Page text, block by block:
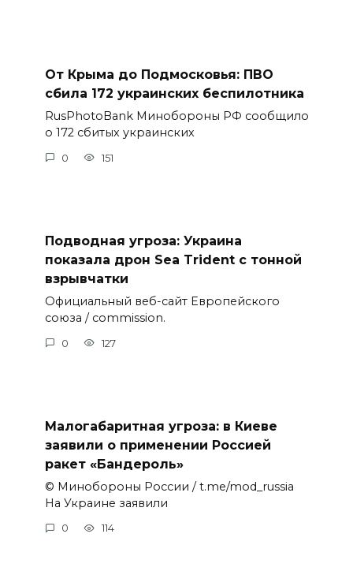
От Крыма до Подмосковья: ПВО
сбила 172 украинских беспилотника
RusPhotoBank Минобороны РФ сообщило
о 172 сбитых украинских
0 151
Подводная угроза: Украина
показала дрон Sea Trident с тонной
взрывчатки
Официальный веб-сайт Европейского
союза / commission.
0 127
Малогабаритная угроза: в Киеве
заявили о применении Россией
ракет «Бандероль»
© Минобороны России / t.me/mod_russia
На Украине заявили
0 114